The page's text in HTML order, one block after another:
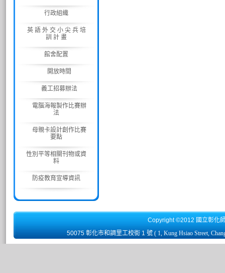
行政組織
英 語 外 交 小 尖 兵 培
訓 計 畫
館舍配置
開放時間
義工招募辦法
電腦海報製作比賽辦
法
母親卡設計創作比賽
要點
性別平等相關刊物或資
料
防疫教育宣導資訊
Copyright ©2012 國立彰化
50075 彰化市和調里工校街 1 號 ( 1, Kung Hsiao Street,